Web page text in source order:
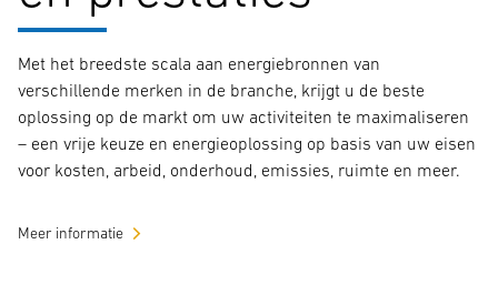
Met het breedste scala aan energiebronnen van
verschillende merken in de branche, krijgt u de beste
oplossing op de markt om uw activiteiten te maximaliseren
– een vrije keuze en energieoplossing op basis van uw eisen
voor kosten, arbeid, onderhoud, emissies, ruimte en meer.
Meer informatie